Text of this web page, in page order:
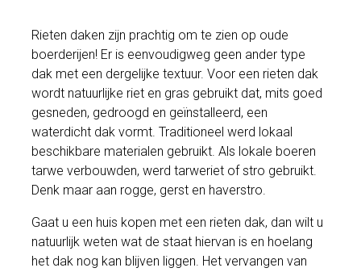
Bel nu
Rieten daken zijn prachtig om te zien op oude
boerderijen! Er is eenvoudigweg geen ander type
dak met een dergelijke textuur. Voor een rieten dak
wordt natuurlijke riet en gras gebruikt dat, mits goed
gesneden, gedroogd en geïnstalleerd, een
waterdicht dak vormt. Traditioneel werd lokaal
beschikbare materialen gebruikt. Als lokale boeren
tarwe verbouwden, werd tarweriet of stro gebruikt.
Denk maar aan rogge, gerst en haverstro.
Gaat u een huis kopen met een rieten dak, dan wilt u
natuurlijk weten wat de staat hiervan is en hoelang
het dak nog kan blijven liggen. Het vervangen van